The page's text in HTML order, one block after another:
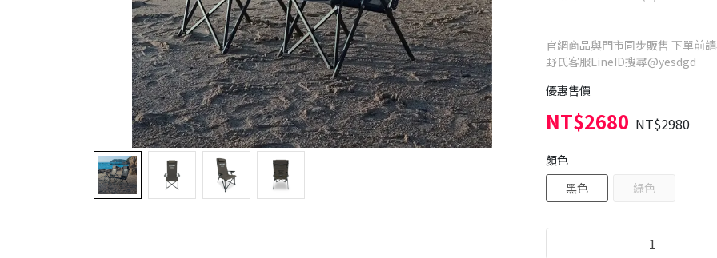
官網商品與門市同步販售 下單前
野氏客服LineID搜尋@yesdgd
優惠售價
NT$2680 NT$2980
顏色
黑色
綠色